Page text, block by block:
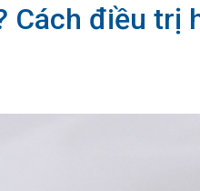
Cách điều trị